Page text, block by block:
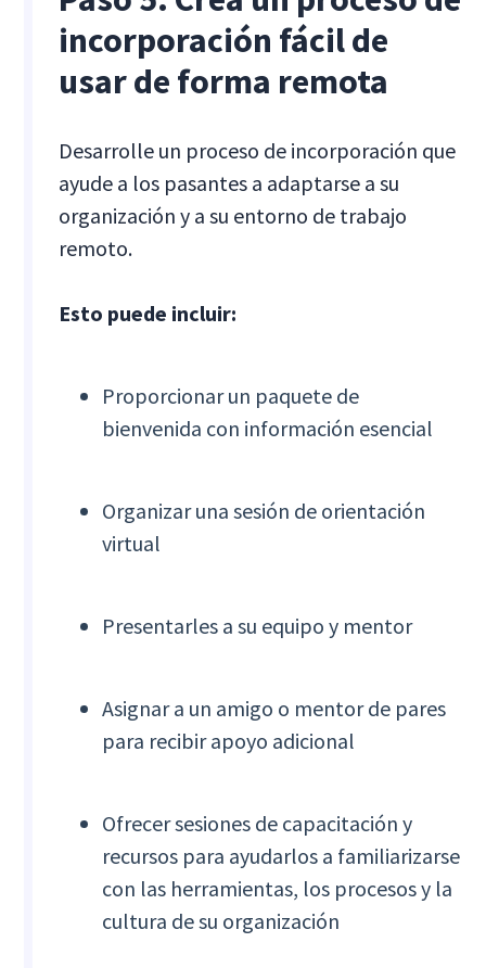
incorporación fácil de
usar de forma remota
Desarrolle un proceso de incorporación que
ayude a los pasantes a adaptarse a su
organización y a su entorno de trabajo
remoto.
Esto puede incluir:
Proporcionar un paquete de
bienvenida con información esencial
Organizar una sesión de orientación
virtual
Presentarles a su equipo y mentor
Asignar a un amigo o mentor de pares
para recibir apoyo adicional
Ofrecer sesiones de capacitación y
recursos para ayudarlos a familiarizarse
con las herramientas, los procesos y la
cultura de su organización